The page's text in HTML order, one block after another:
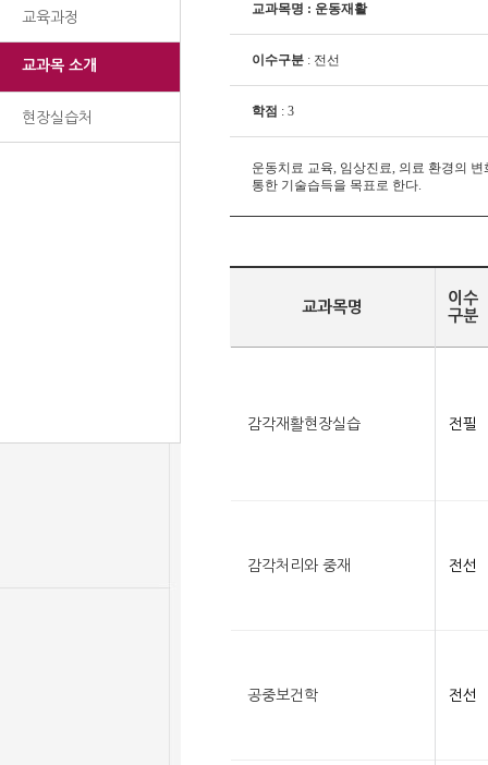
교육과정
교과목 소개
현장실습처
교과목명 : 운동재활
이수구분 : 전선
학점 : 3
운동치료 교육, 임상진료, 의료 환경의
통한 기술습득을 목표로 한다.
교과목명
이수
구분
감각재활현장실습 전필
감각처리와 중재 전선
공중보건학 전선